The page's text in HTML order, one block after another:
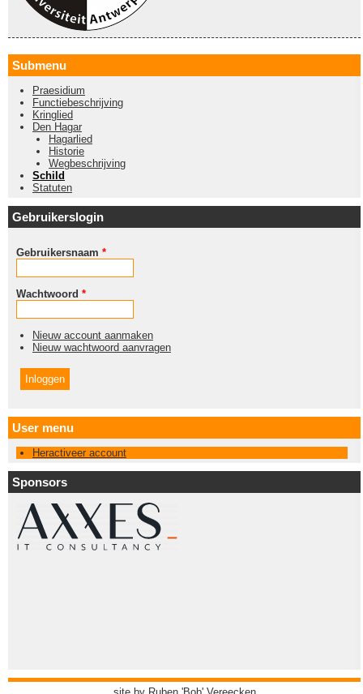
Submenu
Praesidium
Functiebeschrijving
Kringlied
Den Hagar
Hagarlied
Historie
Wegbeschrijving
Schild
Statuten
Gebruikerslogin
Gebruikersnaam *
Wachtwoord *
Nieuw account aanmaken
Nieuw wachtwoord aanvragen
User menu
Heractiveer account
Sponsors